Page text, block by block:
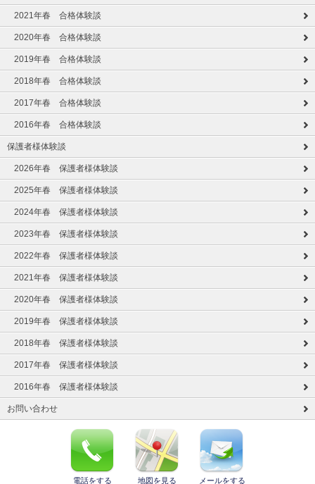
2021年春 合格体験談
2020年春 合格体験談
2019年春 合格体験談
2018年春 合格体験談
2017年春 合格体験談
2016年春 合格体験談
保護者様体験談
2026年春 保護者様体験談
2025年春 保護者様体験談
2024年春 保護者様体験談
2023年春 保護者様体験談
2022年春 保護者様体験談
2021年春 保護者様体験談
2020年春 保護者様体験談
2019年春 保護者様体験談
2018年春 保護者様体験談
2017年春 保護者様体験談
2016年春 保護者様体験談
お問い合わせ
電話をする 地図を見る メールをする